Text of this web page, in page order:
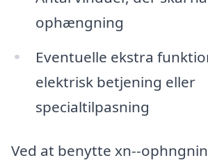
ophængning
Eventuelle ekstra
elektrisk betjening eller
specialtilpasning
Ved at benytte xn--